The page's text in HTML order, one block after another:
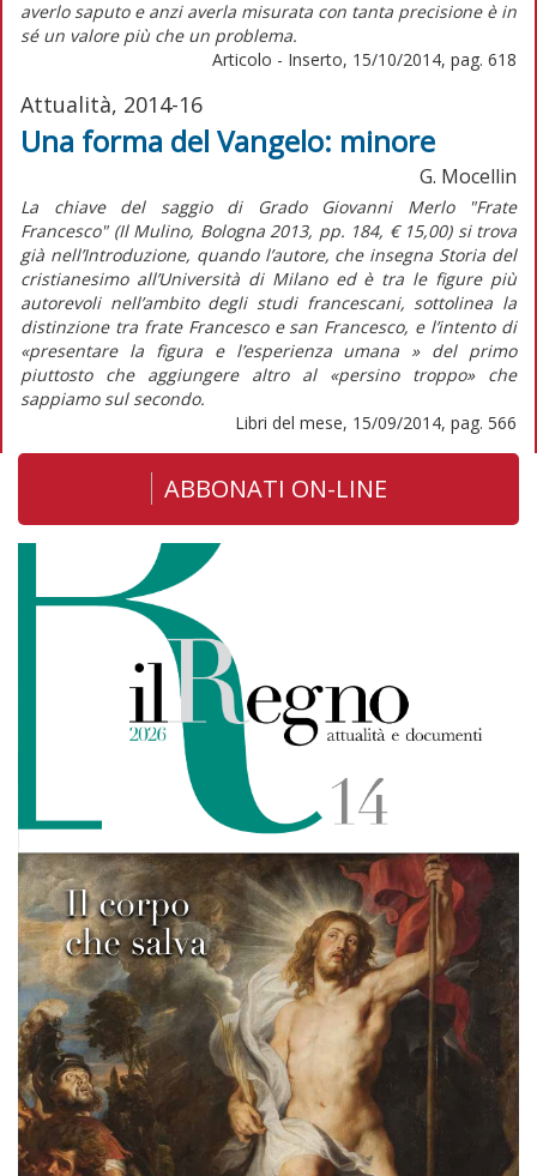
averlo saputo e anzi averla misurata con tanta precisione è in
sé un valore più che un problema.
Articolo - Inserto, 15/10/2014, pag. 618
Attualità, 2014-16
Una forma del Vangelo: minore
G. Mocellin
La chiave del saggio di Grado Giovanni Merlo "Frate
Francesco" (Il Mulino, Bologna 2013, pp. 184, € 15,00) si trova
già nell’Introduzione, quando l’autore, che insegna Storia del
cristianesimo all’Università di Milano ed è tra le figure più
autorevoli nell’ambito degli studi francescani, sottolinea la
distinzione tra frate Francesco e san Francesco, e l’intento di
«presentare la figura e l’esperienza umana » del primo
piuttosto che aggiungere altro al «persino troppo» che
sappiamo sul secondo.
Libri del mese, 15/09/2014, pag. 566
ABBONATI ON-LINE